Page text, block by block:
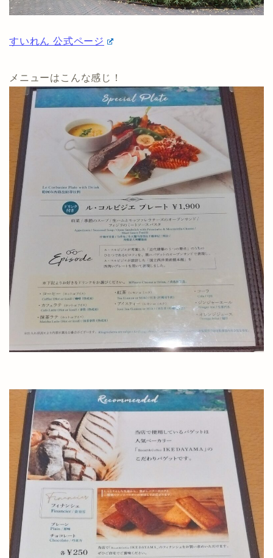
すいれん 公式ページ
メニューはこんな感じ！